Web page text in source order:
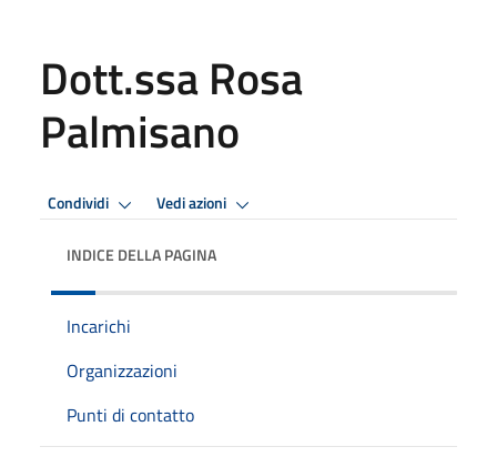
Dott.ssa Rosa
Palmisano
Condividi Vedi azioni
INDICE DELLA PAGINA
Incarichi
Organizzazioni
Punti di contatto